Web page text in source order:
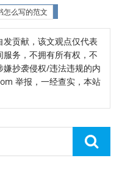
怎么写的范文
贡献，该文观点仅代表
务，不拥有所有权，不
抄袭侵权/违法违规的内
举报，一经查实，本站